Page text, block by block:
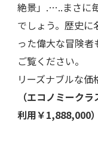
絶景」.…..まさに
でしょう。歴史に
った偉大な冒険
ご覧ください。
リーズナブルな価
（エコノミーク
利用￥1,888,000）